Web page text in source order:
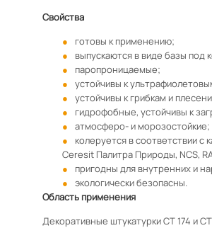
Свойства
готовы к применению;
выпускаются в виде базы под
паропроницаемые;
устойчивы к
устойчивы к грибкам и
гидрофобные, устойчивы к
атмосферо- и морозостойкие;
колеруется в соответствии с
Ceresit Палитра Природы, NCS,
пригодны для внутренних и
экологически безопасны.
Область применения
Декоративные штукатурки CT 174 и